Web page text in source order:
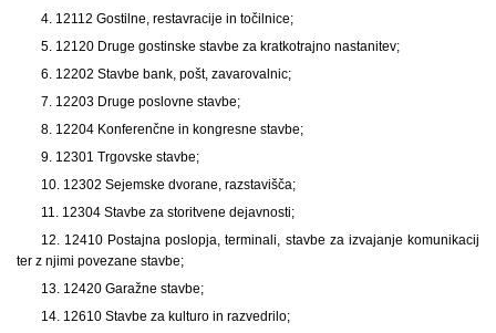
4. 12112 Gostilne, restavracije in točilnice;
5. 12120 Druge gostinske stavbe za kratkotrajno nastanitev;
6. 12202 Stavbe bank, pošt, zavarovalnic;
7. 12203 Druge poslovne stavbe;
8. 12204 Konferenčne in kongresne stavbe;
9. 12301 Trgovske stavbe;
10. 12302 Sejemske dvorane, razstavišča;
11. 12304 Stavbe za storitvene dejavnosti;
12. 12410 Postajna poslopja, terminali, stavbe za izvajanje komunikacij
ter z njimi povezane stavbe;
13. 12420 Garažne stavbe;
14. 12610 Stavbe za kulturo in razvedrilo;